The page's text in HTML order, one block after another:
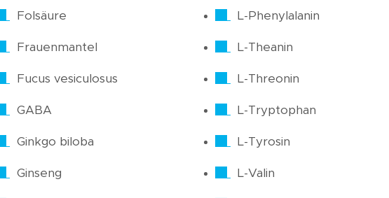
Folsäure
Frauenmantel
Fucus vesiculosus
GABA
Ginkgo biloba
Ginseng
L-Phenylalanin
L-Theanin
L-Threonin
L-Tryptophan
L-Tyrosin
L-Valin